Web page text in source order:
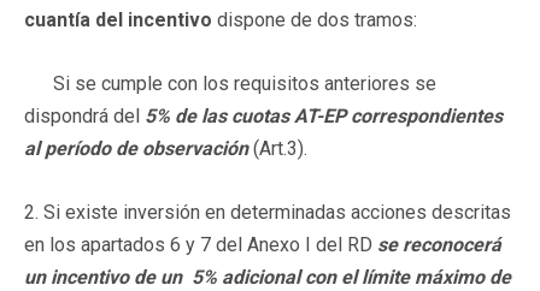
cuantía del incentivo dispone de dos tramos:
Si se cumple con los requisitos anteriores se
dispondrá del 5% de las cuotas AT-EP correspondientes
al período de observación(Art.3).
2. Si existe inversión en determinadas acciones descritas
en los apartados 6 y 7 del Anexo I del RD se reconocerá
un incentivo de un 5% adicional con el límite máximo de